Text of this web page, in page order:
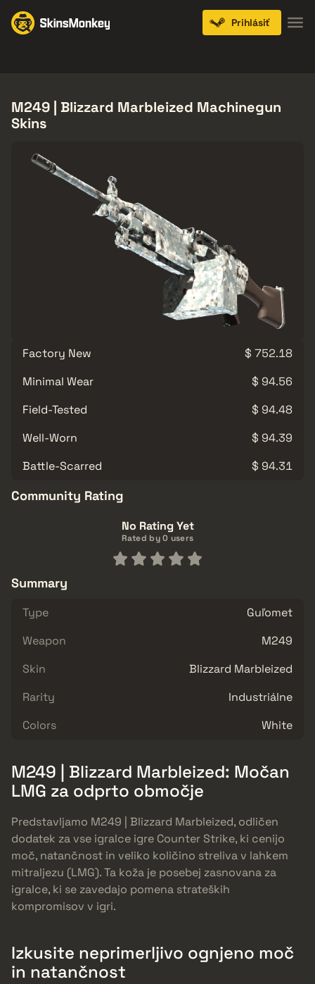
Prihlásiť
M249 | Blizzard Marbleized Machinegun
Skins
Factory New
$ 752.18
Minimal Wear
$ 94.56
Field-Tested
$ 94.48
Well-Worn
$ 94.39
Battle-Scarred
$ 94.31
Community Rating
No Rating Yet
Rated by 0 users
Summary
Type
Guľomet
Weapon
M249
Skin
Blizzard Marbleized
Rarity
Industriálne
Colors
White
M249 | Blizzard Marbleized: Močan
LMG za odprto območje
Predstavljamo M249 | Blizzard Marbleized, odličen
dodatek za vse igralce igre Counter Strike, ki cenijo
moč, natančnost in veliko količino streliva v lahkem
mitraljezu (LMG). Ta koža je posebej zasnovana za
igralce, ki se zavedajo pomena strateških
kompromisov v igri.
Izkusite neprimerljivo ognjeno moč
in natančnost